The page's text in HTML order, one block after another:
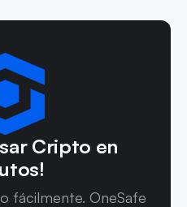
Cripto en
fácilmente. OneSafe